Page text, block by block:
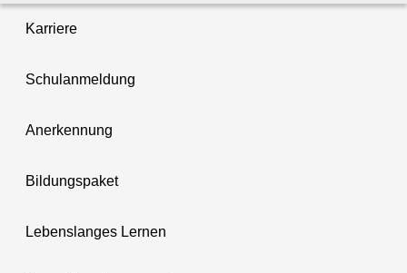
Karriere
Schulanmeldung
Anerkennung
Bildungspaket
Lebenslanges Lernen